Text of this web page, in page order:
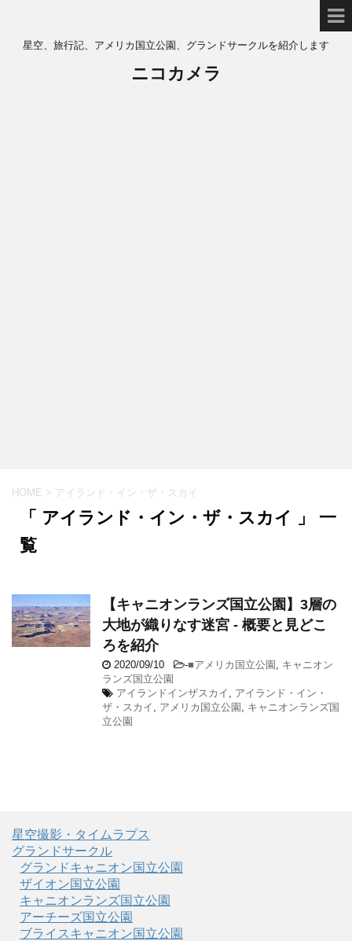
星空、旅行記、アメリカ国立公園、グランドサークルを紹介します
ニコカメラ
HOME > アイランド・イン・ザ・スカイ
「 アイランド・イン・ザ・スカイ 」 一
覧
【キャニオンランズ国立公園】3層の
大地が織りなす迷宮 - 概要と見どこ
ろを紹介
2020/09/10 -■アメリカ国立公園 , キャニオン
ランズ国立公園
アイランドインザスカイ , アイランド・イン・
ザ・スカイ , アメリカ国立公園 , キャニオンランズ国
立公園
星空撮影・タイムラプス
グランドサークル
グランドキャニオン国立公園
ザイオン国立公園
キャニオンランズ国立公園
アーチーズ国立公園
ブライスキャニオン国立公園